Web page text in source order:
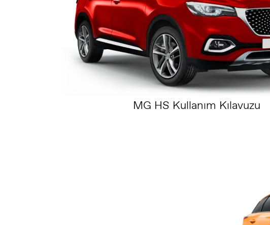
MG HS Kullanım Kılavuzu